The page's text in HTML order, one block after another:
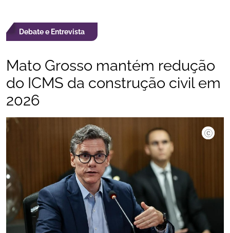
Debate e Entrevista
Mato Grosso mantém redução
do ICMS da construção civil em
2026